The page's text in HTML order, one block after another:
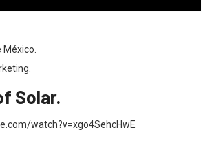
Solar.
watch?v=xgo4SehcHwE